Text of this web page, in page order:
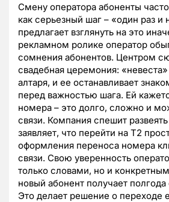
Смену оператора абоненты
как серьезный шаг – «один раз
предлагает взглянуть на это
рекламном ролике оператор
сомнения абонентов. Центром
свадебная церемония:
алтаря, и ее останавливает
перед важностью шага. Ей
номера – это долго, сложно и
связи. Компания спешит
заявляет, что перейти на Т2
оформления переноса номера
связи. Свою уверенность
только словами, но и
новый абонент получает полгода
Это делает решение о переходе